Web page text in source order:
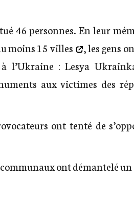
46 personnes. En leur
moins 15 villes
, les gens
l’Ukraine : Lesya
aux victimes des
ont tenté de
ont démantelé un